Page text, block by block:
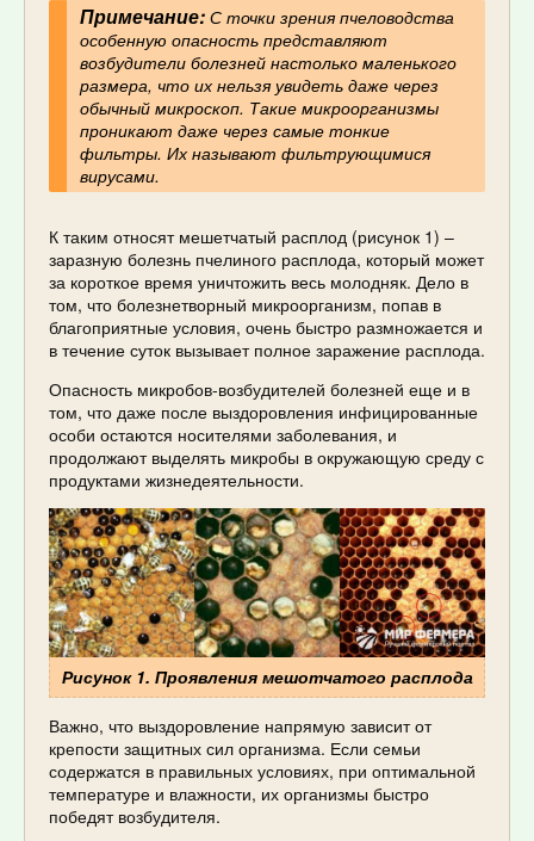
Примечание:С точки зрения пчеловодства
особенную опасность представляют
возбудители болезней настолько маленького
размера, что их нельзя увидеть даже через
обычный микроскоп. Такие микроорганизмы
проникают даже через самые тонкие
фильтры. Их называют фильтрующимися
вирусами.
К таким относят мешетчатый расплод (рисунок 1) –
заразную болезнь пчелиного расплода, который может
за короткое время уничтожить весь молодняк. Дело в
том, что болезнетворный микроорганизм, попав в
благоприятные условия, очень быстро размножается и
в течение суток вызывает полное заражение расплода.
Опасность микробов-возбудителей болезней еще и в
том, что даже после выздоровления инфицированные
особи остаются носителями заболевания, и
продолжают выделять микробы в окружающую среду с
продуктами жизнедеятельности.
Рисунок 1. Проявления мешотчатого расплода
Важно, что выздоровление напрямую зависит от
крепости защитных сил организма. Если семьи
содержатся в правильных условиях, при оптимальной
температуре и влажности, их организмы быстро
победят возбудителя.